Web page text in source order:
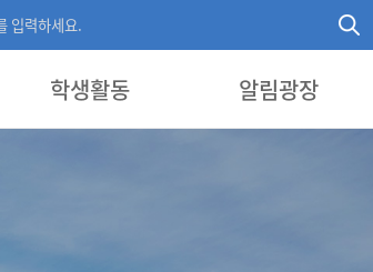
학생활동 알림광장